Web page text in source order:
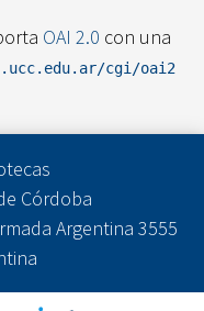
OAI 2.0 con una
cgi/oai2
Córdoba
Argentina 3555